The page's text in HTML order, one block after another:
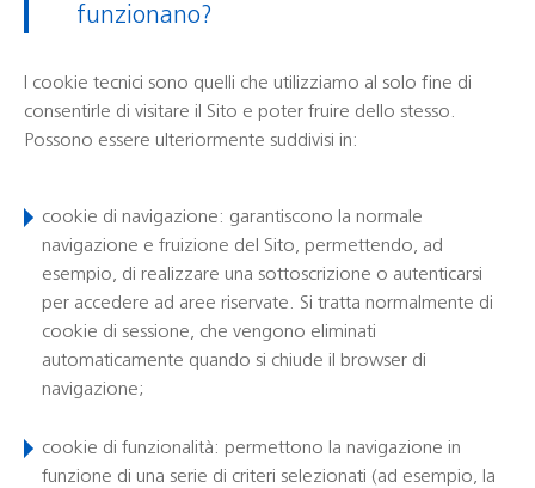
funzionano?
I cookie tecnici sono quelli che utilizziamo al solo fine di
consentirle di visitare il Sito e poter fruire dello stesso.
Possono essere ulteriormente suddivisi in:
cookie di navigazione: garantiscono la normale
navigazione e fruizione del Sito, permettendo, ad
esempio, di realizzare una sottoscrizione o autenticarsi
per accedere ad aree riservate. Si tratta normalmente di
cookie di sessione, che vengono eliminati
automaticamente quando si chiude il browser di
navigazione;
cookie di funzionalità: permettono la navigazione in
funzione di una serie di criteri selezionati (ad esempio, la